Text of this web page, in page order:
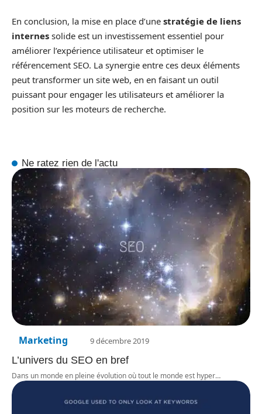
En conclusion, la mise en place d’une stratégie de liens
internes solide est un investissement essentiel pour
améliorer l’expérience utilisateur et optimiser le
référencement SEO. La synergie entre ces deux éléments
peut transformer un site web, en en faisant un outil
puissant pour engager les utilisateurs et améliorer la
position sur les moteurs de recherche.
Ne ratez rien de l'actu
Marketing 9 décembre 2019
L’univers du SEO en bref
Dans un monde en pleine évolution où tout le monde est hyper…